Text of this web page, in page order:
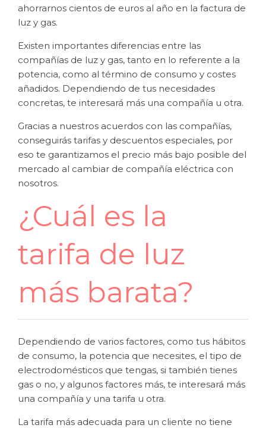
ahorrarnos cientos de euros al año en la factura de
luz y gas.
Existen importantes diferencias entre las
compañías de luz y gas, tanto en lo referente a la
potencia, como al término de consumo y costes
añadidos. Dependiendo de tus necesidades
concretas, te interesará más una compañía u otra.
Gracias a nuestros acuerdos con las compañías,
conseguirás tarifas y descuentos especiales, por
eso te garantizamos el precio más bajo posible del
mercado al cambiar de compañía eléctrica con
nosotros.
¿Cuál es la
tarifa de luz
más barata?
Dependiendo de varios factores, como tus hábitos
de consumo, la potencia que necesites, el tipo de
electrodomésticos que tengas, si también tienes
gas o no, y algunos factores más, te interesará más
una compañía y una tarifa u otra.
La tarifa más adecuada para un cliente no tiene